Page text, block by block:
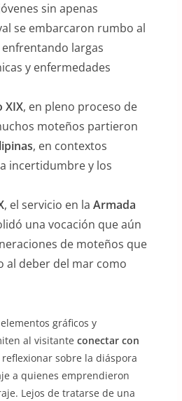
sin apenas
se embarcaron rumbo al
enfrentando largas
y enfermedades
XIX, en pleno proceso de
moteños partieron
, en contextos
incertidumbre y los
, el servicio en la Armada
una vocación que aún
de moteños que
al deber del mar como
gráficos y
al visitante conectar con
reflexionar sobre la diáspora
a quienes emprendieron
Lejos de tratarse de una